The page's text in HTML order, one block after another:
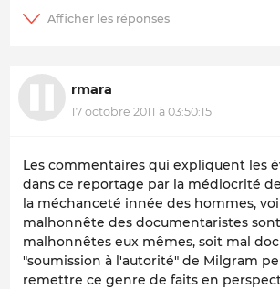
rmara
17 octobre 2011 à 03:50:15
Les commentaires qui expliquent les
dans ce reportage par la médiocrité
la méchanceté innée des hommes,
malhonnête des documentaristes
malhonnêtes eux mêmes, soit mal
"soumission à l'autorité" de Milgram
remettre ce genre de faits en